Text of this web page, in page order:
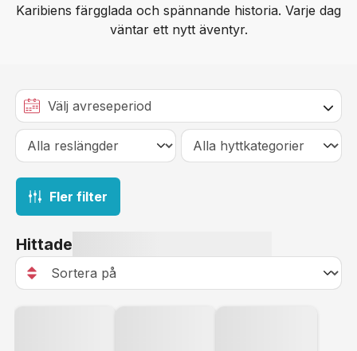
Karibiens färgglada och spännande historia. Varje dag
väntar ett nytt äventyr.
Fler filter
Hittade